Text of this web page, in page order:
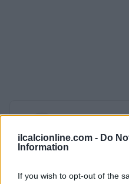
ilcalcionline.com - Do
Information
If you wish to opt-out of the
AUTORE